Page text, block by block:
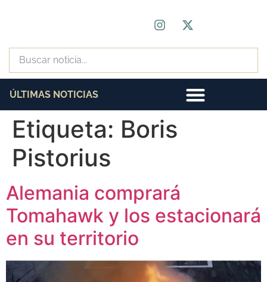
ÚLTIMAS NOTICIAS
Etiqueta: Boris
Pistorius
Alemania comprará
Tomahawk y los estacionará
en su territorio